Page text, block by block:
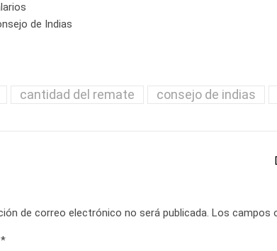
de Indias
cantidad del remate consejo de indias
de correo electrónico no será publicada. Los campos
*